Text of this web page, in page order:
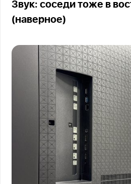
Звук: соседи тоже в
(наверное)